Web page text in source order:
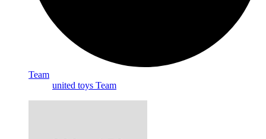
Team
united toys Team